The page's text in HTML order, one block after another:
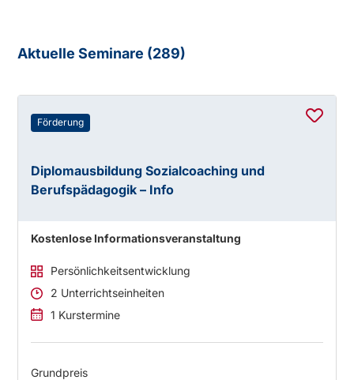
Aktuelle Seminare (289)
Förderung
Diplomausbildung Sozialcoaching und
Berufspädagogik – Info
Kostenlose Informationsveranstaltung
Persönlichkeitsentwicklung
2 Unterrichtseinheiten
1 Kurstermine
Grundpreis